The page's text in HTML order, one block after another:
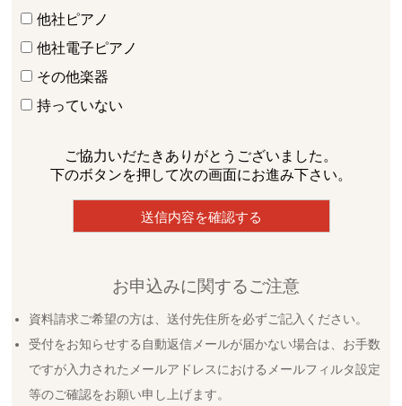
他社ピアノ
他社電子ピアノ
その他楽器
持っていない
ご協力いだたきありがとうございました。
下のボタンを押して次の画面にお進み下さい。
お申込みに関するご注意
資料請求ご希望の方は、送付先住所を必ずご記入ください。
受付をお知らせする自動返信メールが届かない場合は、お手数
ですが入力されたメールアドレスにおけるメールフィルタ設定
等のご確認をお願い申し上げます。